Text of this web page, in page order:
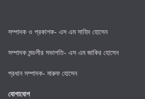
সম্পাদক ও প্রকাশক- এস এম সাহিদ হোসেন
সম্পাদক মন্ডলীর সভাপতি- এস এম জাকির হোসেন
প্রধান সম্পাদক- মারুফ হোসেন
যোগাযোগ